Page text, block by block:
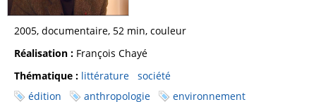
2005, documentaire, 52 min, couleur
Réalisation : François Chayé
Thématique : littérature
société
édition
anthropologie environnement